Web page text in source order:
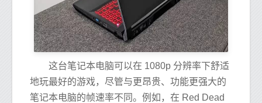
这台笔记本电脑可以在 1080p 分辨率下舒适
地玩最好的游戏，尽管与更昂贵、功能更强大的
笔记本电脑的帧速率不同。例如，在 Red Dead